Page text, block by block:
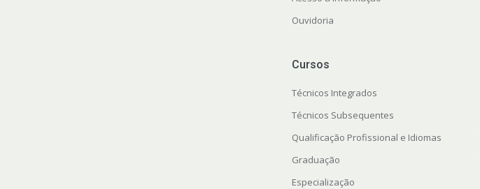
Ouvidoria
Cursos
Técnicos Integrados
Técnicos Subsequentes
Qualificação Profissional e Idiomas
Graduação
Especialização